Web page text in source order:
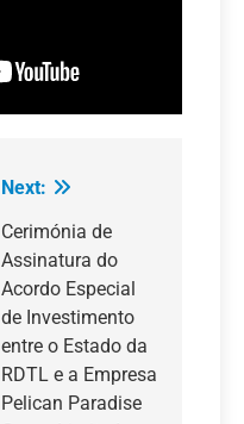
Next:
Cerimónia de
Assinatura do
Acordo Especial
de Investimento
entre o Estado da
RDTL e a Empresa
Pelican Paradise